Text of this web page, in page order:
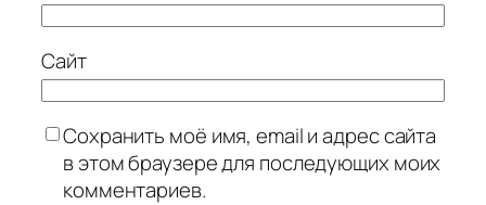
Сайт
Сохранить моё имя, email и адрес сайта
в этом браузере для последующих моих
комментариев.